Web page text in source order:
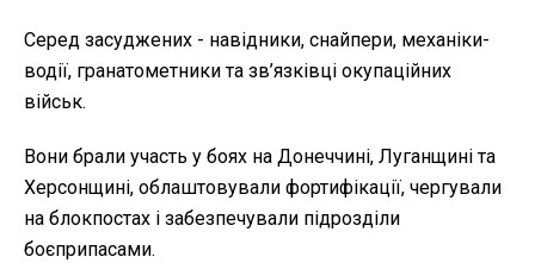
Серед засуджених - навідники, снайпери, механіки-
водії, гранатометники та зв’язківці окупаційних
військ.
Вони брали участь у боях на Донеччині, Луганщині та
Херсонщині, облаштовували фортифікації, чергували
на блокпостах і забезпечували підрозділи
боєприпасами.